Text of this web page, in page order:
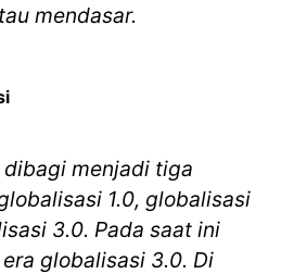
mendasar.
menjadi tiga
1.0, globalisasi
3.0. Pada saat ini
globalisasi 3.0. Di